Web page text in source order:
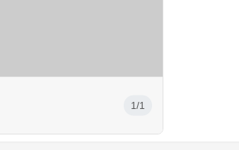
1/1